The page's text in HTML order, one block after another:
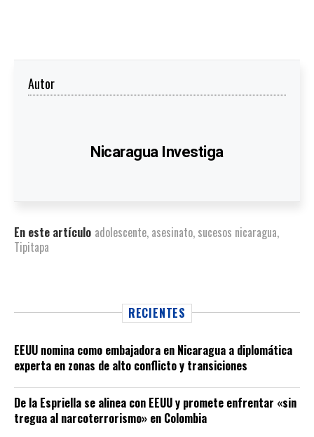
Autor
Nicaragua Investiga
En este artículo adolescente, asesinato, sucesos nicaragua,
Tipitapa
RECIENTES
EEUU nomina como embajadora en Nicaragua a diplomática
experta en zonas de alto conflicto y transiciones
De la Espriella se alinea con EEUU y promete enfrentar «sin
tregua al narcoterrorismo» en Colombia